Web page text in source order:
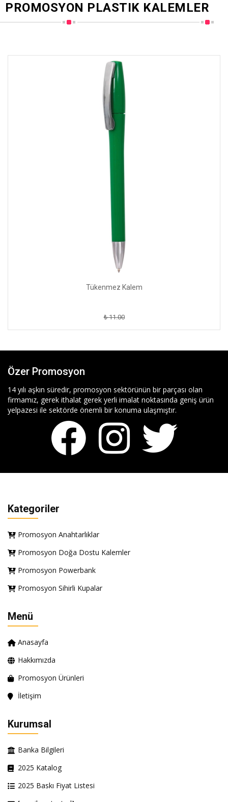
PROMOSYON PLASTIK KALEMLER
Tükenmez Kalem
₺ 11.00
Özer Promosyon
14 yılı aşkın süredir, promosyon sektörünün bir parçası olan
firmamız, gerek ithalat gerek yerli imalat noktasında geniş ürün
yelpazesi ile sektörde önemli bir konuma ulaşmıştır.
Kategoriler
Promosyon Anahtarlıklar
Promosyon Doğa Dostu Kalemler
Promosyon Powerbank
Promosyon Sihirli Kupalar
Menü
Anasayfa
Hakkımızda
Promosyon Ürünleri
İletişim
Kurumsal
Banka Bilgileri
2025 Katalog
2025 Baskı Fiyat Listesi